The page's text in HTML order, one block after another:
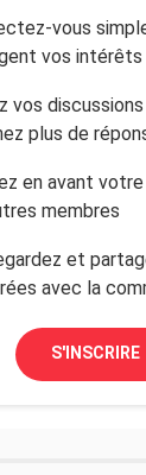
vous
vos intérêts
vos
plus de
en avant
membres
et
avec la
S'INSCRIRE